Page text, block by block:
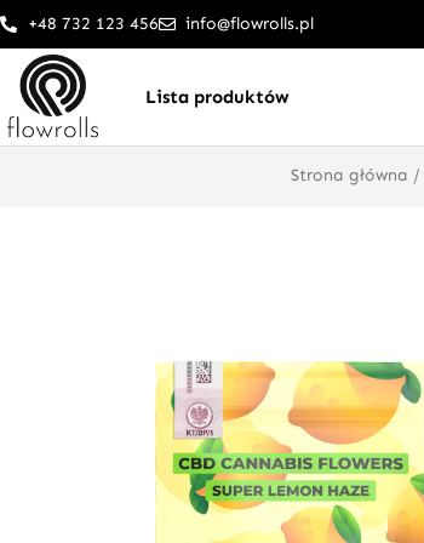
Przejdź
treści
+48 732 123 456 info@flowrolls.pl
Lista produktów
Strona główna /